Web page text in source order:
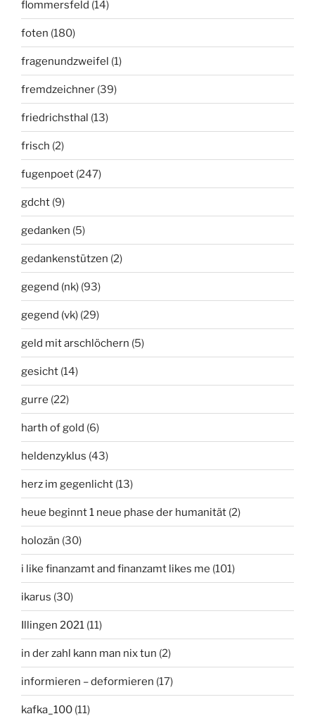
flommersfeld (14)
foten (180)
fragenundzweifel (1)
fremdzeichner (39)
friedrichsthal (13)
frisch (2)
fugenpoet (247)
gdcht (9)
gedanken (5)
gedankenstützen (2)
gegend (nk) (93)
gegend (vk) (29)
geld mit arschlöchern (5)
gesicht (14)
gurre (22)
harth of gold (6)
heldenzyklus (43)
herz im gegenlicht (13)
heue beginnt 1 neue phase der humanität (2)
holozän (30)
i like finanzamt and finanzamt likes me (101)
ikarus (30)
Illingen 2021 (11)
in der zahl kann man nix tun (2)
informieren – deformieren (17)
kafka_100 (11)